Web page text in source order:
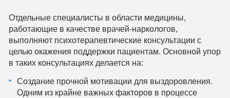
Отдельные специалисты в области медицины,
работающие в качестве врачей-наркологов,
выполняют психотерапевтические консультации с
целью окажения поддержки пациентам. Основной упор
в таких консультациях делается на:
Создание прочной мотивации для выздоровления.
Одним из крайне важных факторов в процессе